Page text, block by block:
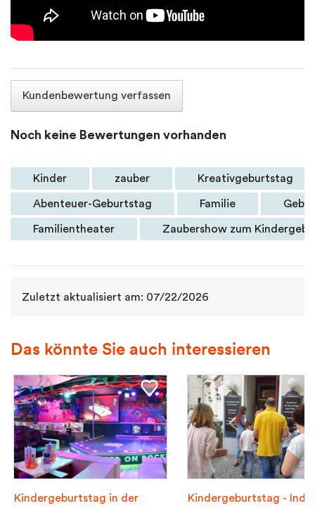
Kundenbewertung verfassen
Noch keine Bewertungen vorhanden
Kinder zauber Kreativgeburtstag
Abenteuer-Geburtstag Familie
Familientheater Zaubershow zum
Zuletzt aktualisiert am: 07/22/2026
Das könnte Sie auch interessieren
Kindergeburtstag in der
Kindergeburtstag -